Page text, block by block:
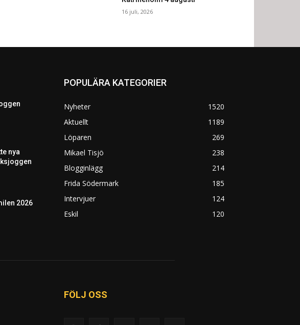
16 juli, 2026
nya
2026
POPULÄRA KATEGORIER
Nyheter
1520
Aktuellt
1189
Löparen
269
Mikael Tisjö
238
Blogginlägg
214
Frida Södermark
185
Intervjuer
124
Eskil
120
FÖLJ OSS